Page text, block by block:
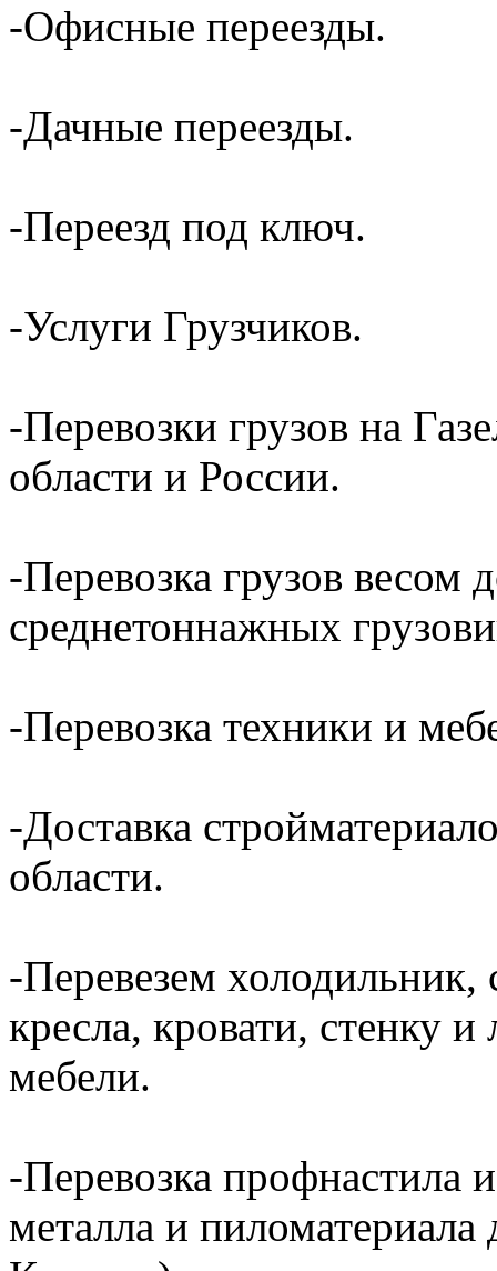
-Офисные переезды.
-Дачные переезды.
-Переезд под ключ.
-Услуги Грузчиков.
-Перевозки грузов на
области и России.
-Перевозка грузов весом
среднетоннажных
-Перевозка техники и
-Доставка
области.
-Перевезем
кресла, кровати, стенку
мебели.
-Перевозка профнастила
металла и